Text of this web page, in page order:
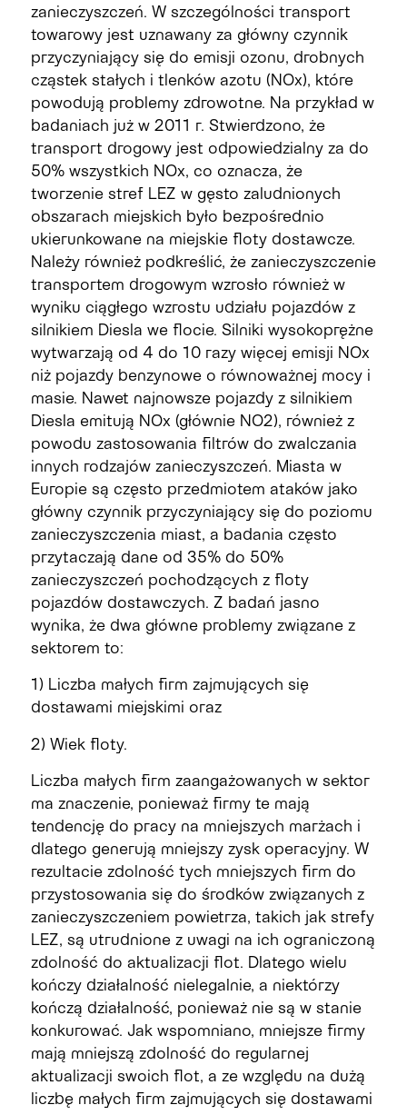
zanieczyszczeń. W szczególności transport
towarowy jest uznawany za główny czynnik
przyczyniający się do emisji ozonu, drobnych
cząstek stałych i tlenków azotu (NOx), które
powodują problemy zdrowotne. Na przykład w
badaniach już w 2011 r. Stwierdzono, że
transport drogowy jest odpowiedzialny za do
50% wszystkich NOx, co oznacza, że ​​
tworzenie stref LEZ w gęsto zaludnionych
obszarach miejskich było bezpośrednio
ukierunkowane na miejskie floty dostawcze.
Należy również podkreślić, że zanieczyszczenie
transportem drogowym wzrosło również w
wyniku ciągłego wzrostu udziału pojazdów z
silnikiem Diesla we flocie. Silniki wysokoprężne
wytwarzają od 4 do 10 razy więcej emisji NOx
niż pojazdy benzynowe o równoważnej mocy i
masie. Nawet najnowsze pojazdy z silnikiem
Diesla emitują NOx (głównie NO2), również z
powodu zastosowania filtrów do zwalczania
innych rodzajów zanieczyszczeń. Miasta w
Europie są często przedmiotem ataków jako
główny czynnik przyczyniający się do poziomu
zanieczyszczenia miast, a badania często
przytaczają dane od 35% do 50%
zanieczyszczeń pochodzących z floty
pojazdów dostawczych. Z badań jasno
wynika, że ​​dwa główne problemy związane z
sektorem to:
1) Liczba małych firm zajmujących się
dostawami miejskimi oraz
2) Wiek floty.
Liczba małych firm zaangażowanych w sektor
ma znaczenie, ponieważ firmy te mają
tendencję do pracy na mniejszych marżach i
dlatego generują mniejszy zysk operacyjny. W
rezultacie zdolność tych mniejszych firm do
przystosowania się do środków związanych z
zanieczyszczeniem powietrza, takich jak strefy
LEZ, są utrudnione z uwagi na ich ograniczoną
zdolność do aktualizacji flot. Dlatego wielu
kończy działalność nielegalnie, a niektórzy
kończą działalność, ponieważ nie są w stanie
konkurować. Jak wspomniano, mniejsze firmy
mają mniejszą zdolność do regularnej
aktualizacji swoich flot, a ze względu na dużą
liczbę małych firm zajmujących się dostawami